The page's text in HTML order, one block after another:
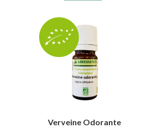
Verveine Odorante